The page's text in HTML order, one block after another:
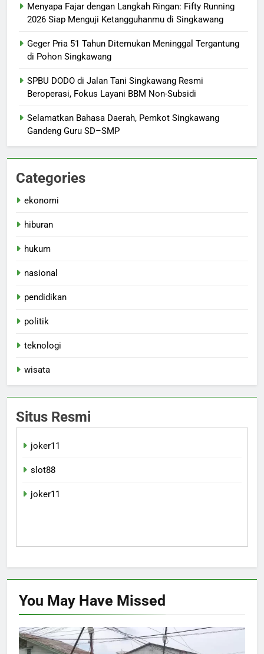
Menyapa Fajar dengan Langkah Ringan: Fifty Running
2026 Siap Menguji Ketangguhanmu di Singkawang
Geger Pria 51 Tahun Ditemukan Meninggal Tergantung
di Pohon Singkawang
SPBU DODO di Jalan Tani Singkawang Resmi
Beroperasi, Fokus Layani BBM Non-Subsidi
Selamatkan Bahasa Daerah, Pemkot Singkawang
Gandeng Guru SD–SMP
Categories
ekonomi
hiburan
hukum
nasional
pendidikan
politik
teknologi
wisata
Situs Resmi
joker11
slot88
joker11
You May Have Missed
HUKUM